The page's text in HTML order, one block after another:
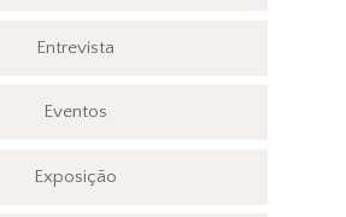
Entrevista
Eventos
Exposição